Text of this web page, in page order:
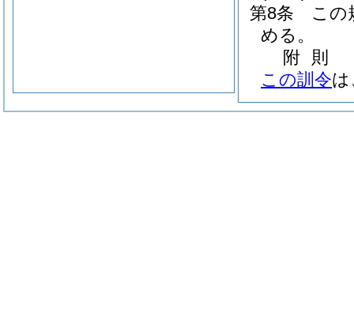
第8条
この
める。
附 則
この訓令は